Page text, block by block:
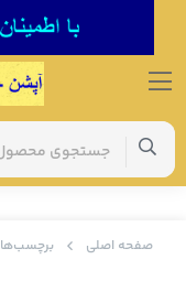
صفحه اصلی برچسب‌ها